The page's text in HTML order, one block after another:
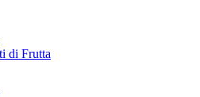
di Frutta